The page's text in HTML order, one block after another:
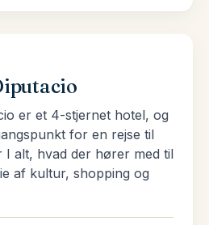
monumentale maleri “El
Det er en af El Greco’s
du også
la Sinagoga de Santa María
los Reyes, og Victorio
smukke udsigt over Tejo-
er et 4-stjernet hotel, og
for en rejse til
I alt, hvad der hører med til
af kultur, shopping og